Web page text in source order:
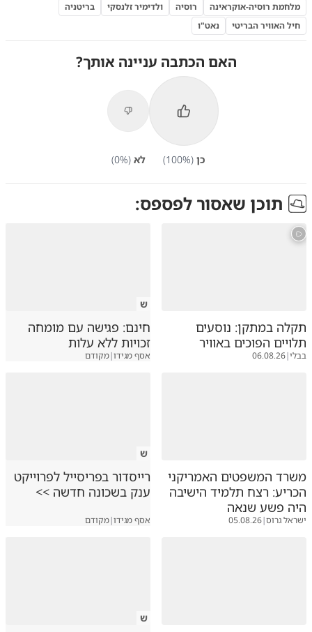
מלחמת רוסיה-אוקראינה רוסיה ולדימיר זלנסקי
בריטניה
חיל האוויר הבריטי
נאט"ו
האם הכתבה עניינה אותך?
כן (
100%) לא (
0%)
תוכן שאסור לפספס:
תקלה במתקן: נוסעים
תלויים הפוכים באוויר
בבלי|
06.08.26
ש
חינם: פגישה עם מומחה
זכויות ללא עלות
אסף מגידו|מקודם
משרד המשפטים האמריקני
הכריע: רצח תלמיד הישיבה
היה פשע שנאה
ישראל גרוס|
05.08.26
ש
רייסדור בפריסייל לפרוייקט
ענק בשכונה חדשה >>
אסף מגידו|מקודם
ש